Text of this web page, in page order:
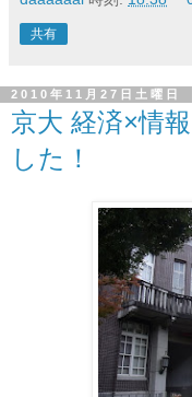
共有
2010年11月27日土曜日
京大 経済×情
した！